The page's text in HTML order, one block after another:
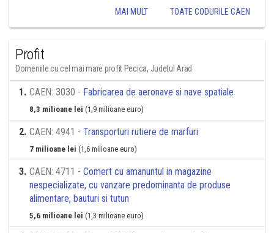
MAI MULT TOATE CODURILE CAEN
Profit
Domeniile cu cel mai mare profit Pecica, Judetul Arad
1. CAEN: 3030 - Fabricarea de aeronave si nave spatiale
8,3 milioane lei (1,9 milioane euro)
2. CAEN: 4941 - Transporturi rutiere de marfuri
7 milioane lei (1,6 milioane euro)
3. CAEN: 4711 - Comert cu amanuntul in magazine
nespecializate, cu vanzare predominanta de produse
alimentare, bauturi si tutun
5,6 milioane lei (1,3 milioane euro)